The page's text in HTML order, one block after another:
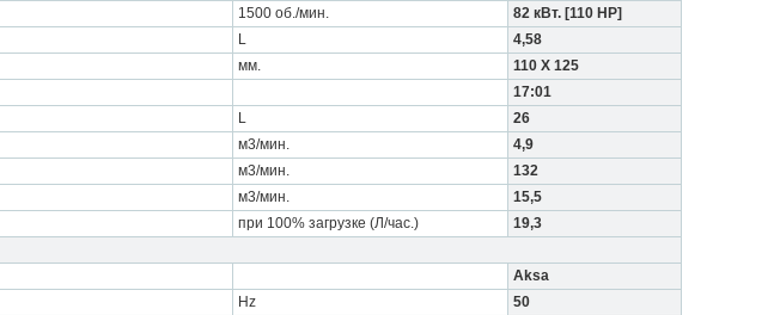
1500 об./мин.
82 кВт. [110 HP]
L
4,58
мм.
110 X 125
17:01
L
26
м3/мин.
4,9
м3/мин.
132
м3/мин.
15,5
при 100% загрузке (Л/час.)
19,3
Aksa
Hz
50